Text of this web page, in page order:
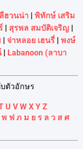
ฮวนน่า | พิทักษ์ เสริม
| สุรพล สมบัติเจริญ|
| จ่าหลอย เฮนรี่| พงษ์
| Labanoon (ลาบา
ตัวอักษร
U V W X Y Z
พ ฟ ภ ม ย ร ล ว ส ศ